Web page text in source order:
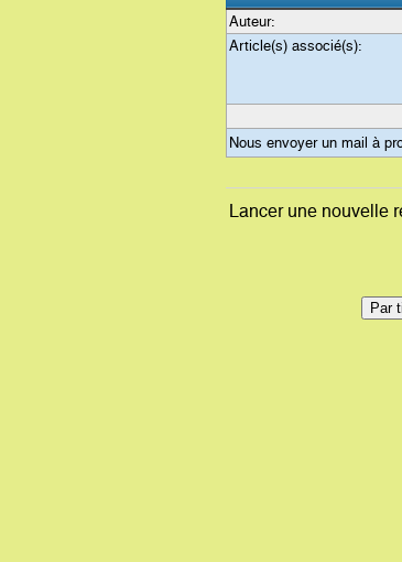
Auteur:
Article(s) associé(s):
Nous envoyer un mail à
Lancer une nouvelle